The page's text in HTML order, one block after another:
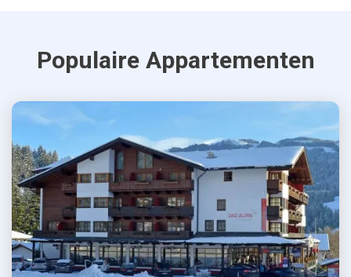
Populaire Appartementen